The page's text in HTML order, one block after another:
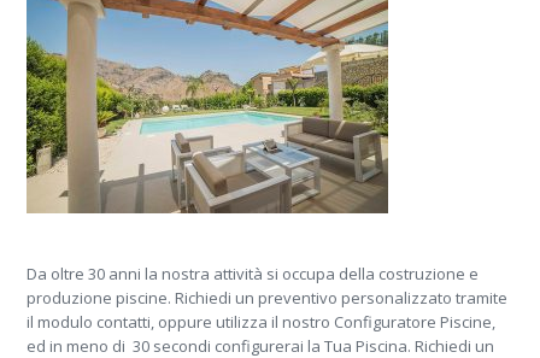
Da oltre 30 anni la nostra attività si occupa della costruzione e
produzione piscine. Richiedi un preventivo personalizzato tramite
il modulo contatti, oppure utilizza il nostro Configuratore Piscine,
ed in meno di 30 secondi configurerai la Tua Piscina. Richiedi un